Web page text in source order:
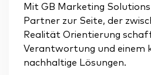
Mit GB Marketing
Partner zur Seite, der
Realität Orientierung
Verantwortung und einem
nachhaltige Lösungen.